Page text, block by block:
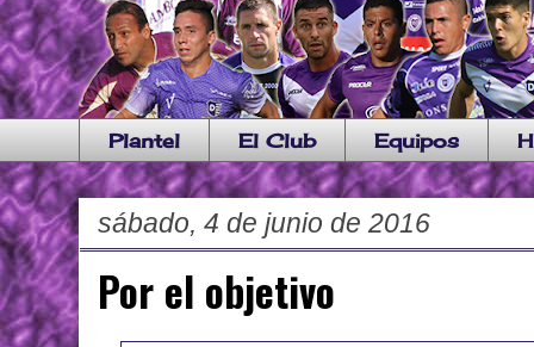
Plantel El Club Equipos
sábado, 4 de junio de 2016
Por el objetivo